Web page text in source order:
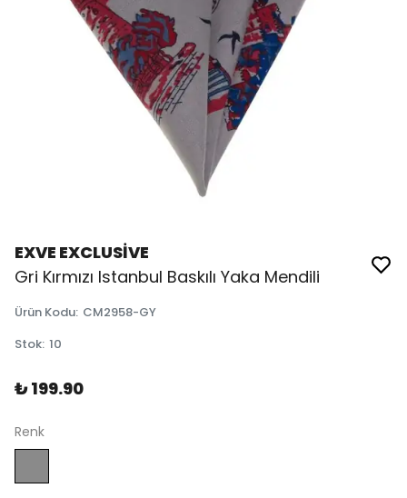
EXVE EXCLUSİVE
Gri Kırmızı Istanbul Baskılı Yaka Mendili
Ürün Kodu: CM2958-GY
Stok: 10
₺ 199.90
Renk